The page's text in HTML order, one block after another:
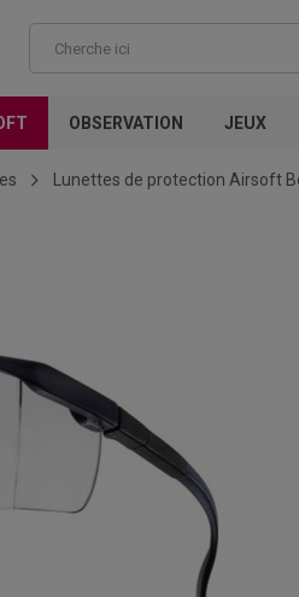
OBSERVATION JEUX
Lunettes de protection Airsoft